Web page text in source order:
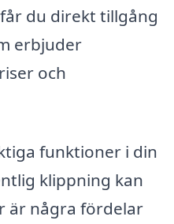
du direkt tillgång
erbjuder
och
funktioner i din
klippning kan
är några fördelar